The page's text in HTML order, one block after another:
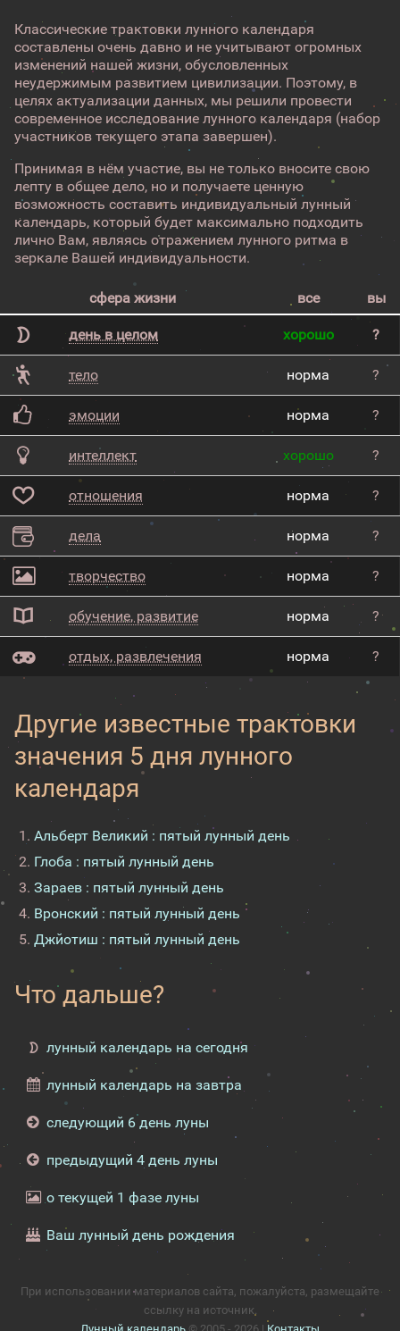
Классические трактовки лунного календаря
составлены очень давно и не учитывают огромных
изменений нашей жизни, обусловленных
неудержимым развитием цивилизации. Поэтому, в
целях актуализации данных, мы решили провести
современное исследование лунного календаря (набор
участников текущего этапа завершен).
Принимая в нём участие, вы не только вносите свою
лепту в общее дело, но и получаете ценную
возможность составить индивидуальный лунный
календарь, который будет максимально подходить
лично Вам, являясь отражением лунного ритма в
зеркале Вашей индивидуальности.
сфера жизни все вы
день в целом хорошо ?
тело норма ?
эмоции норма ?
интеллект хорошо ?
отношения норма ?
дела норма ?
творчество норма ?
обучение, развитие норма ?
отдых, развлечения норма ?
Другие известные трактовки
значения 5 дня лунного
календаря
Альберт Великий : пятый лунный день
Глоба : пятый лунный день
Зараев : пятый лунный день
Вронский : пятый лунный день
Джйотиш : пятый лунный день
Что дальше?
лунный календарь на сегодня
лунный календарь на завтра
следующий 6 день луны
предыдущий 4 день луны
о текущей 1 фазе луны
Ваш лунный день рождения
При использовании материалов сайта, пожалуйста, размещайте
ссылку на источник.